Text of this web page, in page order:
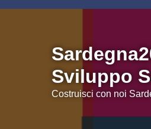
Sviluppo
Costruisci con noi